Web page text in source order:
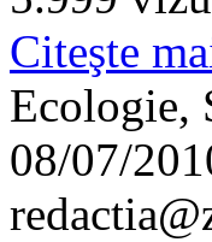
Citeşte
Ecologie,
08/07/